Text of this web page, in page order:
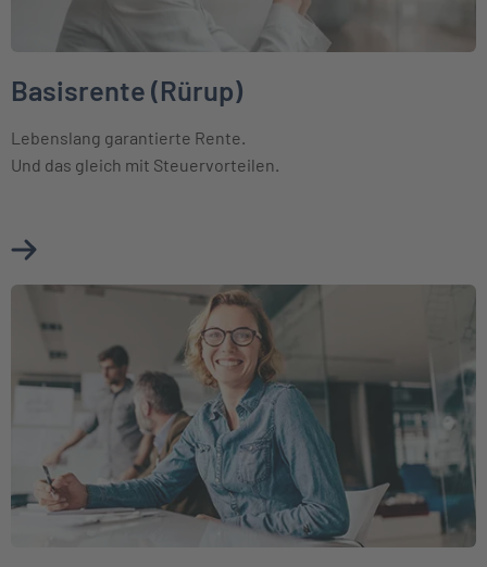
Basisrente (Rürup)
Lebenslang garantierte Rente.
Und das gleich mit Steuervorteilen.
Mehr über Basisrente (Rürup) erfahren
Weiter zu Basisinformationsblätter & Fondsinformationen